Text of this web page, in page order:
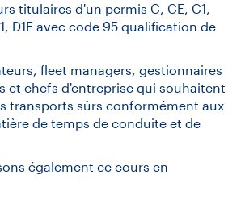
titulaires d'un permis C, CE, C1,
D1E avec code 95 qualification de
fleet managers, gestionnaires
et chefs d'entreprise qui souhaitent
transports sûrs conformément aux
de temps de conduite et de
également ce cours en